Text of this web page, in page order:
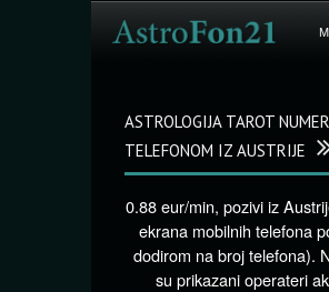
ASTROLOGIJA TAROT
TELEFONOM IZ AUSTRIJE
0.88 eur/min, pozivi iz
ekrana mobilnih telefona
dodirom na broj telefona).
su prikazani operateri